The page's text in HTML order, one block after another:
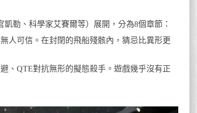
勒、科學家艾賽爾等）展開，分為8個章節：
人可信。在封閉的飛船殘骸內，猜忌比異形更
、QTE對抗無形的擬態殺手。遊戲幾乎沒有正